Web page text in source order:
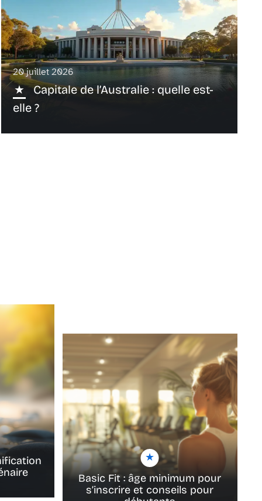
20 juillet 2026
Capitale de l’Australie : quelle est-
elle ?
Basic Fit : âge minimum pour
s’inscrire et conseils pour